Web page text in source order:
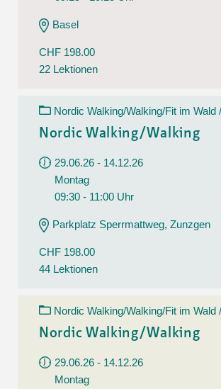
Basel
CHF 198.00
22 Lektionen
Nordic Walking/Walking/Fit im Wald
Nordic Walking/Walking
29.06.26 - 14.12.26
Montag
09:30 - 11:00 Uhr
Parkplatz Sperrmattweg, Zunzgen
CHF 198.00
44 Lektionen
Nordic Walking/Walking/Fit im Wald
Nordic Walking/Walking
29.06.26 - 14.12.26
Montag